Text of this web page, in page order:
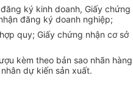
ký kinh doanh, Giấy chứng
đăng ký doanh nghiệp;
quy; Giấy chứng nhận cơ sở
kèm theo bản sao nhãn hàng
dự kiến sản xuất.